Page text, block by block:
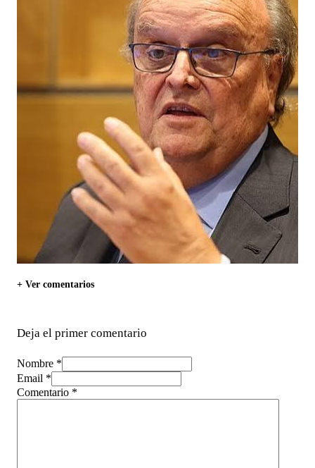
+ Ver comentarios
Deja el primer comentario
Nombre *
Email *
Comentario *